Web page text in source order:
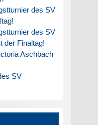
des SV
des SV
der Finaltag!
Aschbach
SV